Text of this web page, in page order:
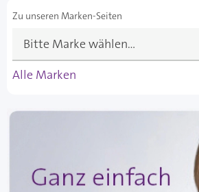
Zu unseren Marken-Seiten
Alle Marken